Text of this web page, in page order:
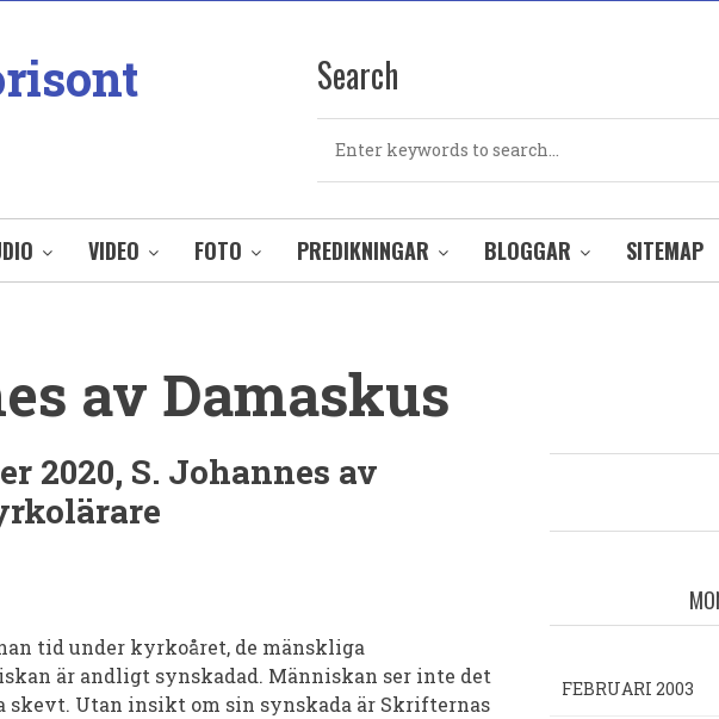
Search
VIDEO FOTO PREDIKNINGAR BLOGGAR SITEMAP
av Damaskus
2020, S. Johannes av
tid under kyrkoåret, de mänskliga
är andligt synskadad. Människan ser inte det
skevt. Utan insikt om sin synskada är Skrifternas
FEBRUARI 2003